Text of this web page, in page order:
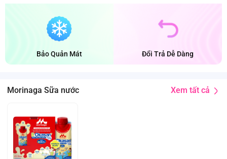
Bảo Quản Mát Đổi Trả Dễ Dàng
Morinaga Sữa nước Xem tất cả